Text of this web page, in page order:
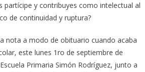
partícipe y contribuyes como intelectual al
de continuidad y ruptura?
nota a modo de obituario cuando acaba
este lunes 1ro de septiembre de
Primaria Simón Rodríguez, junto a